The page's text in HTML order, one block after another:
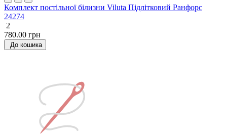
Комплект постільної білизни Viluta Підлітковий Ранфорс
24274
2
780.00 грн
До кошика